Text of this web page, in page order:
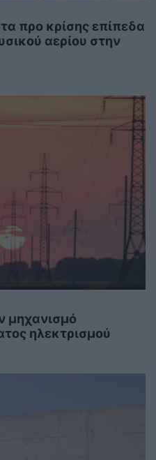
προ κρίσης επίπεδα
αερίου στην
μηχανισμό
ηλεκτρισμού